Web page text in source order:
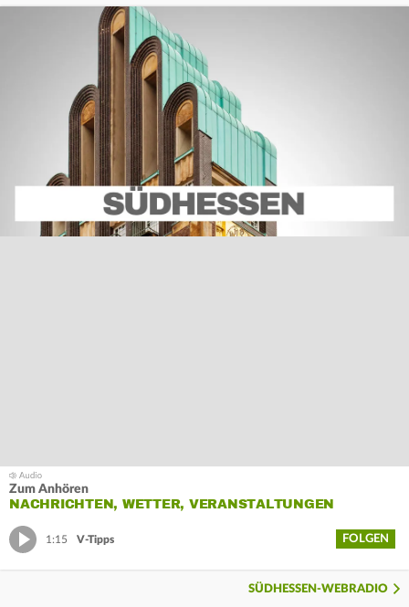
Zum Anhören
NACHRICHTEN, WETTER, VERANSTALTUNGEN
1:15 V-Tipps FOLGEN
SÜDHESSEN-WEBRADIO